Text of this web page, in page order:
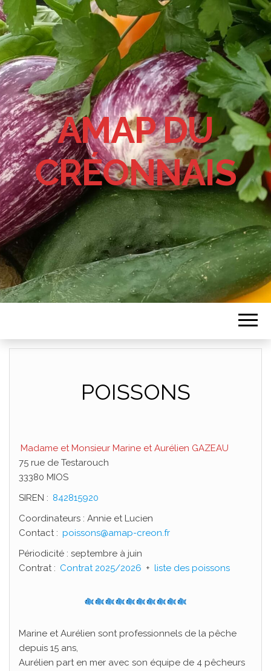
AMAP DU
CRÉONNAIS
POISSONS
Madame et Monsieur Marine et Aurélien GAZEAU
75 rue de Testarouch
33380 MIOS
SIREN : 842815920
Coordinateurs : Annie et Lucien
Contact : poissons@amap-creon.fr
Périodicité : septembre à juin
Contrat : Contrat 2025/2026 + liste des poissons
Marine et Aurélien sont professionnels de la pêche
depuis 15 ans,
Aurélien part en mer avec son équipe de 4 pêcheurs